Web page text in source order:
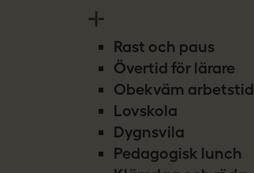
Rast och paus
Övertid för lärare
Obekväm arbetstid
Lovskola
Dygnsvila
Pedagogisk lunch